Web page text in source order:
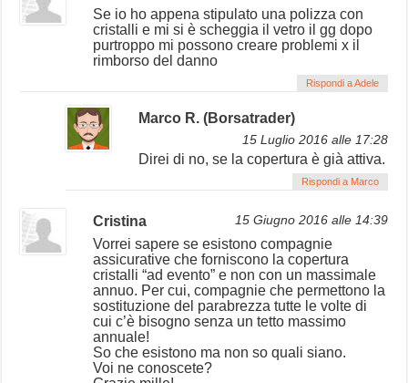
Se io ho appena stipulato una polizza con
cristalli e mi si è scheggia il vetro il gg dopo
purtroppo mi possono creare problemi x il
rimborso del danno
Rispondi a Adele
Marco R. (Borsatrader)
15 Luglio 2016 alle 17:28
Direi di no, se la copertura è già attiva.
Rispondi a Marco
Cristina 15 Giugno 2016 alle 14:39
Vorrei sapere se esistono compagnie
assicurative che forniscono la copertura
cristalli “ad evento” e non con un massimale
annuo. Per cui, compagnie che permettono la
sostituzione del parabrezza tutte le volte di
cui c’è bisogno senza un tetto massimo
annuale!
So che esistono ma non so quali siano.
Voi ne conoscete?